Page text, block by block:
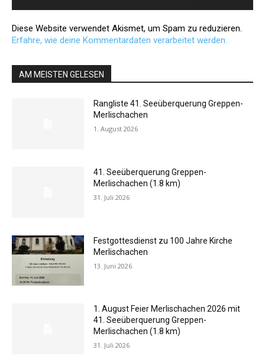
Diese Website verwendet Akismet, um Spam zu reduzieren.
Erfahre, wie deine Kommentardaten verarbeitet werden.
AM MEISTEN GELESEN
Rangliste 41. Seeüberquerung Greppen-
Merlischachen
1. August 2026
41. Seeüberquerung Greppen-
Merlischachen (1.8 km)
31. Juli 2026
Festgottesdienst zu 100 Jahre Kirche
Merlischachen
13. Juni 2026
1. August Feier Merlischachen 2026 mit
41. Seeüberquerung Greppen-
Merlischachen (1.8 km)
31. Juli 2026